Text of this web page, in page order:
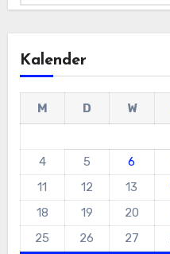
Kalender
M D W
4
5 6
11
12 13
18
19 20
25
26 27